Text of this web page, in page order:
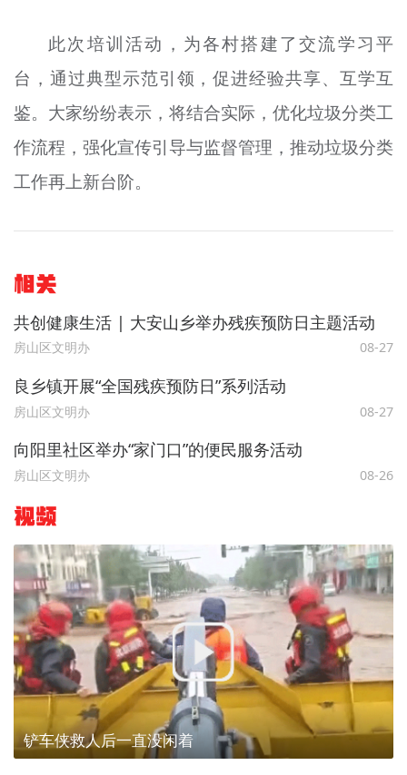
此次培训活动，为各村搭建了交流学习平
台，通过典型示范引领，促进经验共享、互学互
鉴。大家纷纷表示，将结合实际，优化垃圾分类工
作流程，强化宣传引导与监督管理，推动垃圾分类
工作再上新台阶。
相关
共创健康生活 | 大安山乡举办残疾预防日主题活动
房山区文明办 08-27
良乡镇开展“全国残疾预防日”系列活动
房山区文明办 08-27
向阳里社区举办“家门口”的便民服务活动
房山区文明办 08-26
视频
铲车侠救人后一直没闲着